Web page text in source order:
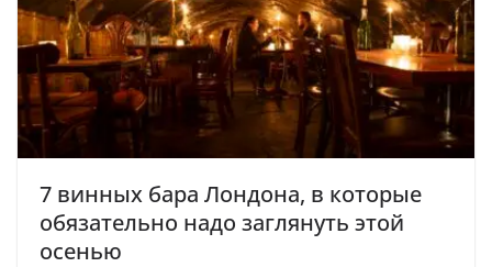
7 винных бара Лондона, в которые
обязательно надо заглянуть этой
осенью